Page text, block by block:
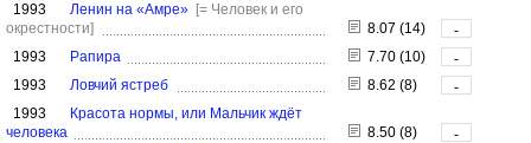
1993
Ленин на «Амре» [= Человек и его
окрестности]
8.07 (14)
-
1993
Рапира 7.70 (10)
-
1993
Ловчий ястреб 8.62 (8)
-
1993
Красота нормы, или Мальчик ждёт
человека
8.50 (8)
-